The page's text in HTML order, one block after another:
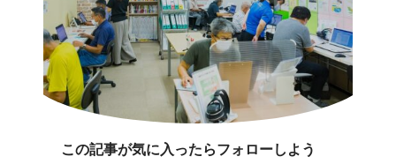
この記事が気に入ったらフォローしよう